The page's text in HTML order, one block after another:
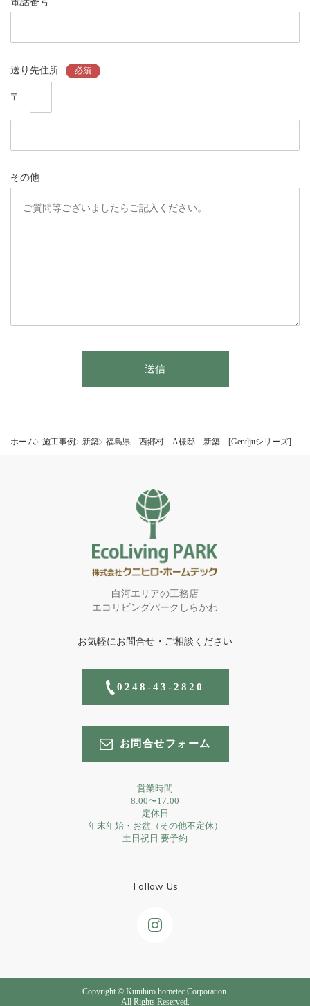
送り先住所 必須
〒
その他
は
送信
ホーム 施工事例 新築 福島県 西郷村 A様邸 新築 [Gentljuシリーズ]
白河エリアの工務店
エコリビングパークしらかわ
お気軽にお問合せ・ご相談ください
0248-43-2820
お問合せフォーム
営業時間
8:00〜17:00
定休日
年末年始・お盆（その他不定休）
土日祝日 要予約
Follow Us
Copyright © Kunihiro hometec Corporation.
All Rights Reserved.